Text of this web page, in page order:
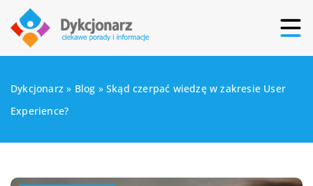
Dykcjonarz » Blog »Skąd czerpać wiedzę w zakresie User
Experience?